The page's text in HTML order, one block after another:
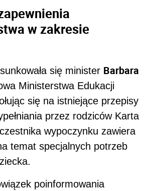
w zakresie
się minister Barbara
Ministerstwa Edukacji
się na istniejące przepisy
przez rodziców Karta
wypoczynku zawiera
temat specjalnych potrzeb
poinformowania